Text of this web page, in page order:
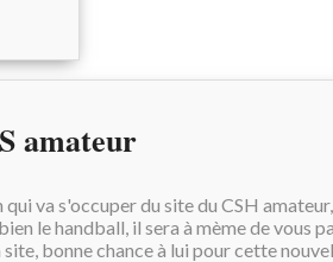
amateur
va s'occuper du site du CSH
le handball, il sera à mème de vous
bonne chance à lui pour cette